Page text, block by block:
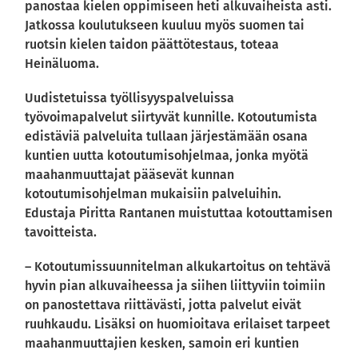
panostaa kielen oppimiseen heti alkuvaiheista asti.
Jatkossa koulutukseen kuuluu myös suomen tai
ruotsin kielen taidon päättötestaus, toteaa
Heinäluoma.
Uudistetuissa työllisyyspalveluissa
työvoimapalvelut siirtyvät kunnille. Kotoutumista
edistäviä palveluita tullaan järjestämään osana
kuntien uutta kotoutumisohjelmaa, jonka myötä
maahanmuuttajat pääsevät kunnan
kotoutumisohjelman mukaisiin palveluihin.
Edustaja Piritta Rantanen muistuttaa kotouttamisen
tavoitteista.
– Kotoutumissuunnitelman alkukartoitus on tehtävä
hyvin pian alkuvaiheessa ja siihen liittyviin toimiin
on panostettava riittävästi, jotta palvelut eivät
ruuhkaudu. Lisäksi on huomioitava erilaiset tarpeet
maahanmuuttajien kesken, samoin eri kuntien